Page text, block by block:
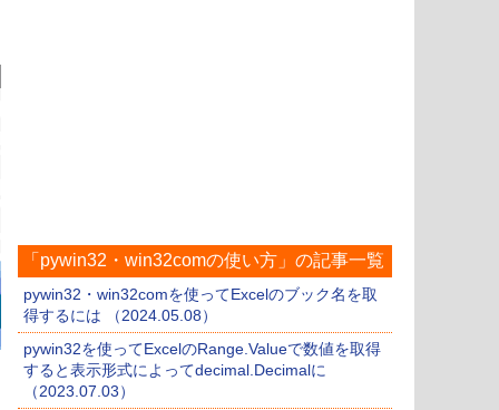
「pywin32・win32comの使い方」の記事一覧
pywin32・win32comを使ってExcelのブック名を取
得するには （2024.05.08）
pywin32を使ってExcelのRange.Valueで数値を取得
すると表示形式によってdecimal.Decimalに
（2023.07.03）